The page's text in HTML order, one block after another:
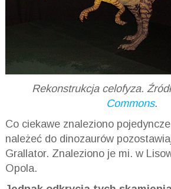
Rekonstrukcja celofyza.
Commons.
Co ciekawe znaleziono
należeć do dinozaurów
Grallator. Znaleziono je mi. w
Opola.